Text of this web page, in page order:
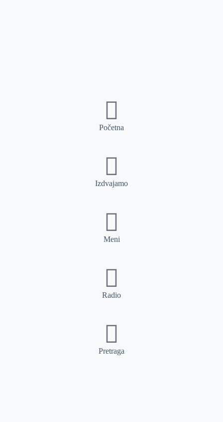
Početna
Izdvajamo
Meni
Radio
Pretraga